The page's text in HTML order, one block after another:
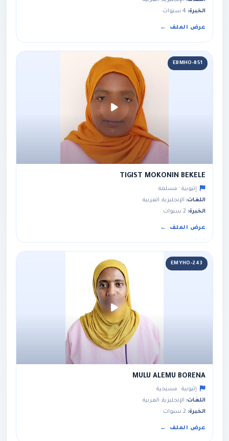
الخبرة:
عرض الملف
EBMHO-851
TIGIST MOKONIN BEKELE
إثيوبية · مسلمة
اللغات: الإنجليزية, العربية
الخبرة:
عرض الملف
EMYHO-243
MULU ALEMU BORENA
إثيوبية · مسيحية
اللغات: الإنجليزية, العربية
الخبرة:
عرض الملف